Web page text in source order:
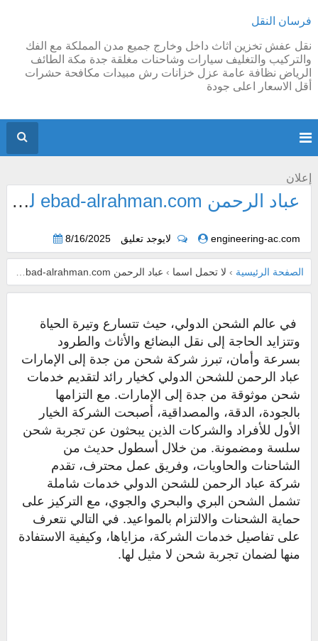
فرسان النقل
نقل عفش تخزين اثاث داخل وخارج جميع مدن المملكة مع الفك
والتركيب والتغليف سيارات وشاحنات مغلقة جدة مكة الطائف
الرياض نظافة عامة عزل خزانات رش مبيدات مكافحة حشرات
أقل الاسعار اعلى جودة
إعلان
عباد الرحمن ebad-alrahman.com للشحن من جدة
engineering-ac.com لايوجد تعليق 8/16/2025
الصفحة الرئيسية › لا تحمل اسما › عباد الرحمن ebad-alrahman.com للشحن من جدة
في عالم الشحن الدولي، حيث تتسارع وتيرة الحياة
وتتزايد الحاجة إلى نقل البضائع والأثاث والطرود
بسرعة وأمان، تبرز شركة شحن من جدة إلى الإمارات
عباد الرحمن للشحن الدولي كخيار رائد لتقديم خدمات
شحن موثوقة من جدة إلى الإمارات. مع التزامها
بالجودة، الدقة، والمصداقية، أصبحت الشركة الخيار
الأول للأفراد والشركات الذين يبحثون عن تجربة شحن
سلسة ومضمونة. من خلال أسطول حديث من
الشاحنات والحاويات، وفريق عمل محترف، تقدم
شركة عباد الرحمن للشحن الدولي خدمات شاملة
تشمل الشحن البري والبحري والجوي، مع التركيز على
حماية الشحنات والالتزام بالمواعيد. في التالي نتعرف
على تفاصيل خدمات الشركة، مزاياها، وكيفية الاستفادة
منها لضمان تجربة شحن لا مثيل لها.